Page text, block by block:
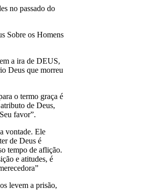
no passado do
Sobre os Homens
a ira de DEUS,
Deus que morreu
o termo graça é
de Deus,
favor”.
vontade. Ele
de Deus é
tempo de aflição.
e atitudes, é
levem a prisão,